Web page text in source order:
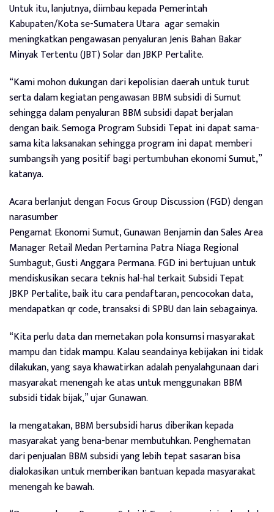
Untuk itu, lanjutnya, diimbau kepada Pemerintah
Kabupaten/Kota se-Sumatera Utara agar semakin
meningkatkan pengawasan penyaluran Jenis Bahan Bakar
Minyak Tertentu (JBT) Solar dan JBKP Pertalite.
“Kami mohon dukungan dari kepolisian daerah untuk turut
serta dalam kegiatan pengawasan BBM subsidi di Sumut
sehingga dalam penyaluran BBM subsidi dapat berjalan
dengan baik. Semoga Program Subsidi Tepat ini dapat sama-
sama kita laksanakan sehingga program ini dapat memberi
sumbangsih yang positif bagi pertumbuhan ekonomi Sumut,”
katanya.
Acara berlanjut dengan Focus Group Discussion (FGD) dengan
narasumber
Pengamat Ekonomi Sumut, Gunawan Benjamin dan Sales Area
Manager Retail Medan Pertamina Patra Niaga Regional
Sumbagut, Gusti Anggara Permana. FGD ini bertujuan untuk
mendiskusikan secara teknis hal-hal terkait Subsidi Tepat
JBKP Pertalite, baik itu cara pendaftaran, pencocokan data,
mendapatkan qr code, transaksi di SPBU dan lain sebagainya.
“Kita perlu data dan memetakan pola konsumsi masyarakat
mampu dan tidak mampu. Kalau seandainya kebijakan ini tidak
dilakukan, yang saya khawatirkan adalah penyalahgunaan dari
masyarakat menengah ke atas untuk menggunakan BBM
subsidi tidak bijak,” ujar Gunawan.
Ia mengatakan, BBM bersubsidi harus diberikan kepada
masyarakat yang bena-benar membutuhkan. Penghematan
dari penjualan BBM subsidi yang lebih tepat sasaran bisa
dialokasikan untuk memberikan bantuan kepada masyarakat
menengah ke bawah.